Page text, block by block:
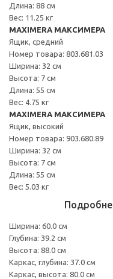
Длина: 88 см
Вес: 11.25 кг
MAXIMERA МАКСИМЕРА
Ящик, средний
Номер товара: 803.681.03
Ширина: 32 см
Высота: 7 см
Длина: 55 см
Вес: 4.75 кг
MAXIMERA МАКСИМЕРА
Ящик, высокий
Номер товара: 903.680.89
Ширина: 32 см
Высота: 7 см
Длина: 55 см
Вес: 5.03 кг
Ширина: 60.0 см
Глубина: 39.2 см
Высота: 88.0 см
Каркас, глубина: 37.0 см
Каркас, высота: 80.0 см